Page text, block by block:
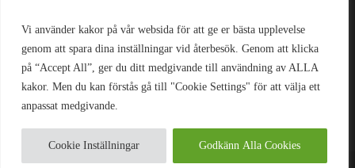
Vi använder kakor på vår websida för att ge er bästa upplevelse
genom att spara dina inställningar vid återbesök. Genom att klicka
på “Accept All”, ger du ditt medgivande till användning av ALLA
kakor. Men du kan förstås gå till "Cookie Settings" för att välja ett
anpassat medgivande.
Cookie Inställningar Godkänn Alla Cookies
Kontaktuppgifter
Adress:
Strandsjövägen 7, 475 37 Bohus-Björkö
kontakt@wellanderswardrobe.se